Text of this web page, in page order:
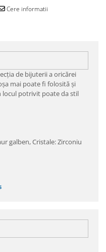
Cere informatii
de bijuterii a oricărei
mai poate fi folosită și
locul potrivit poate da stil
galben, Cristale: Zirconiu